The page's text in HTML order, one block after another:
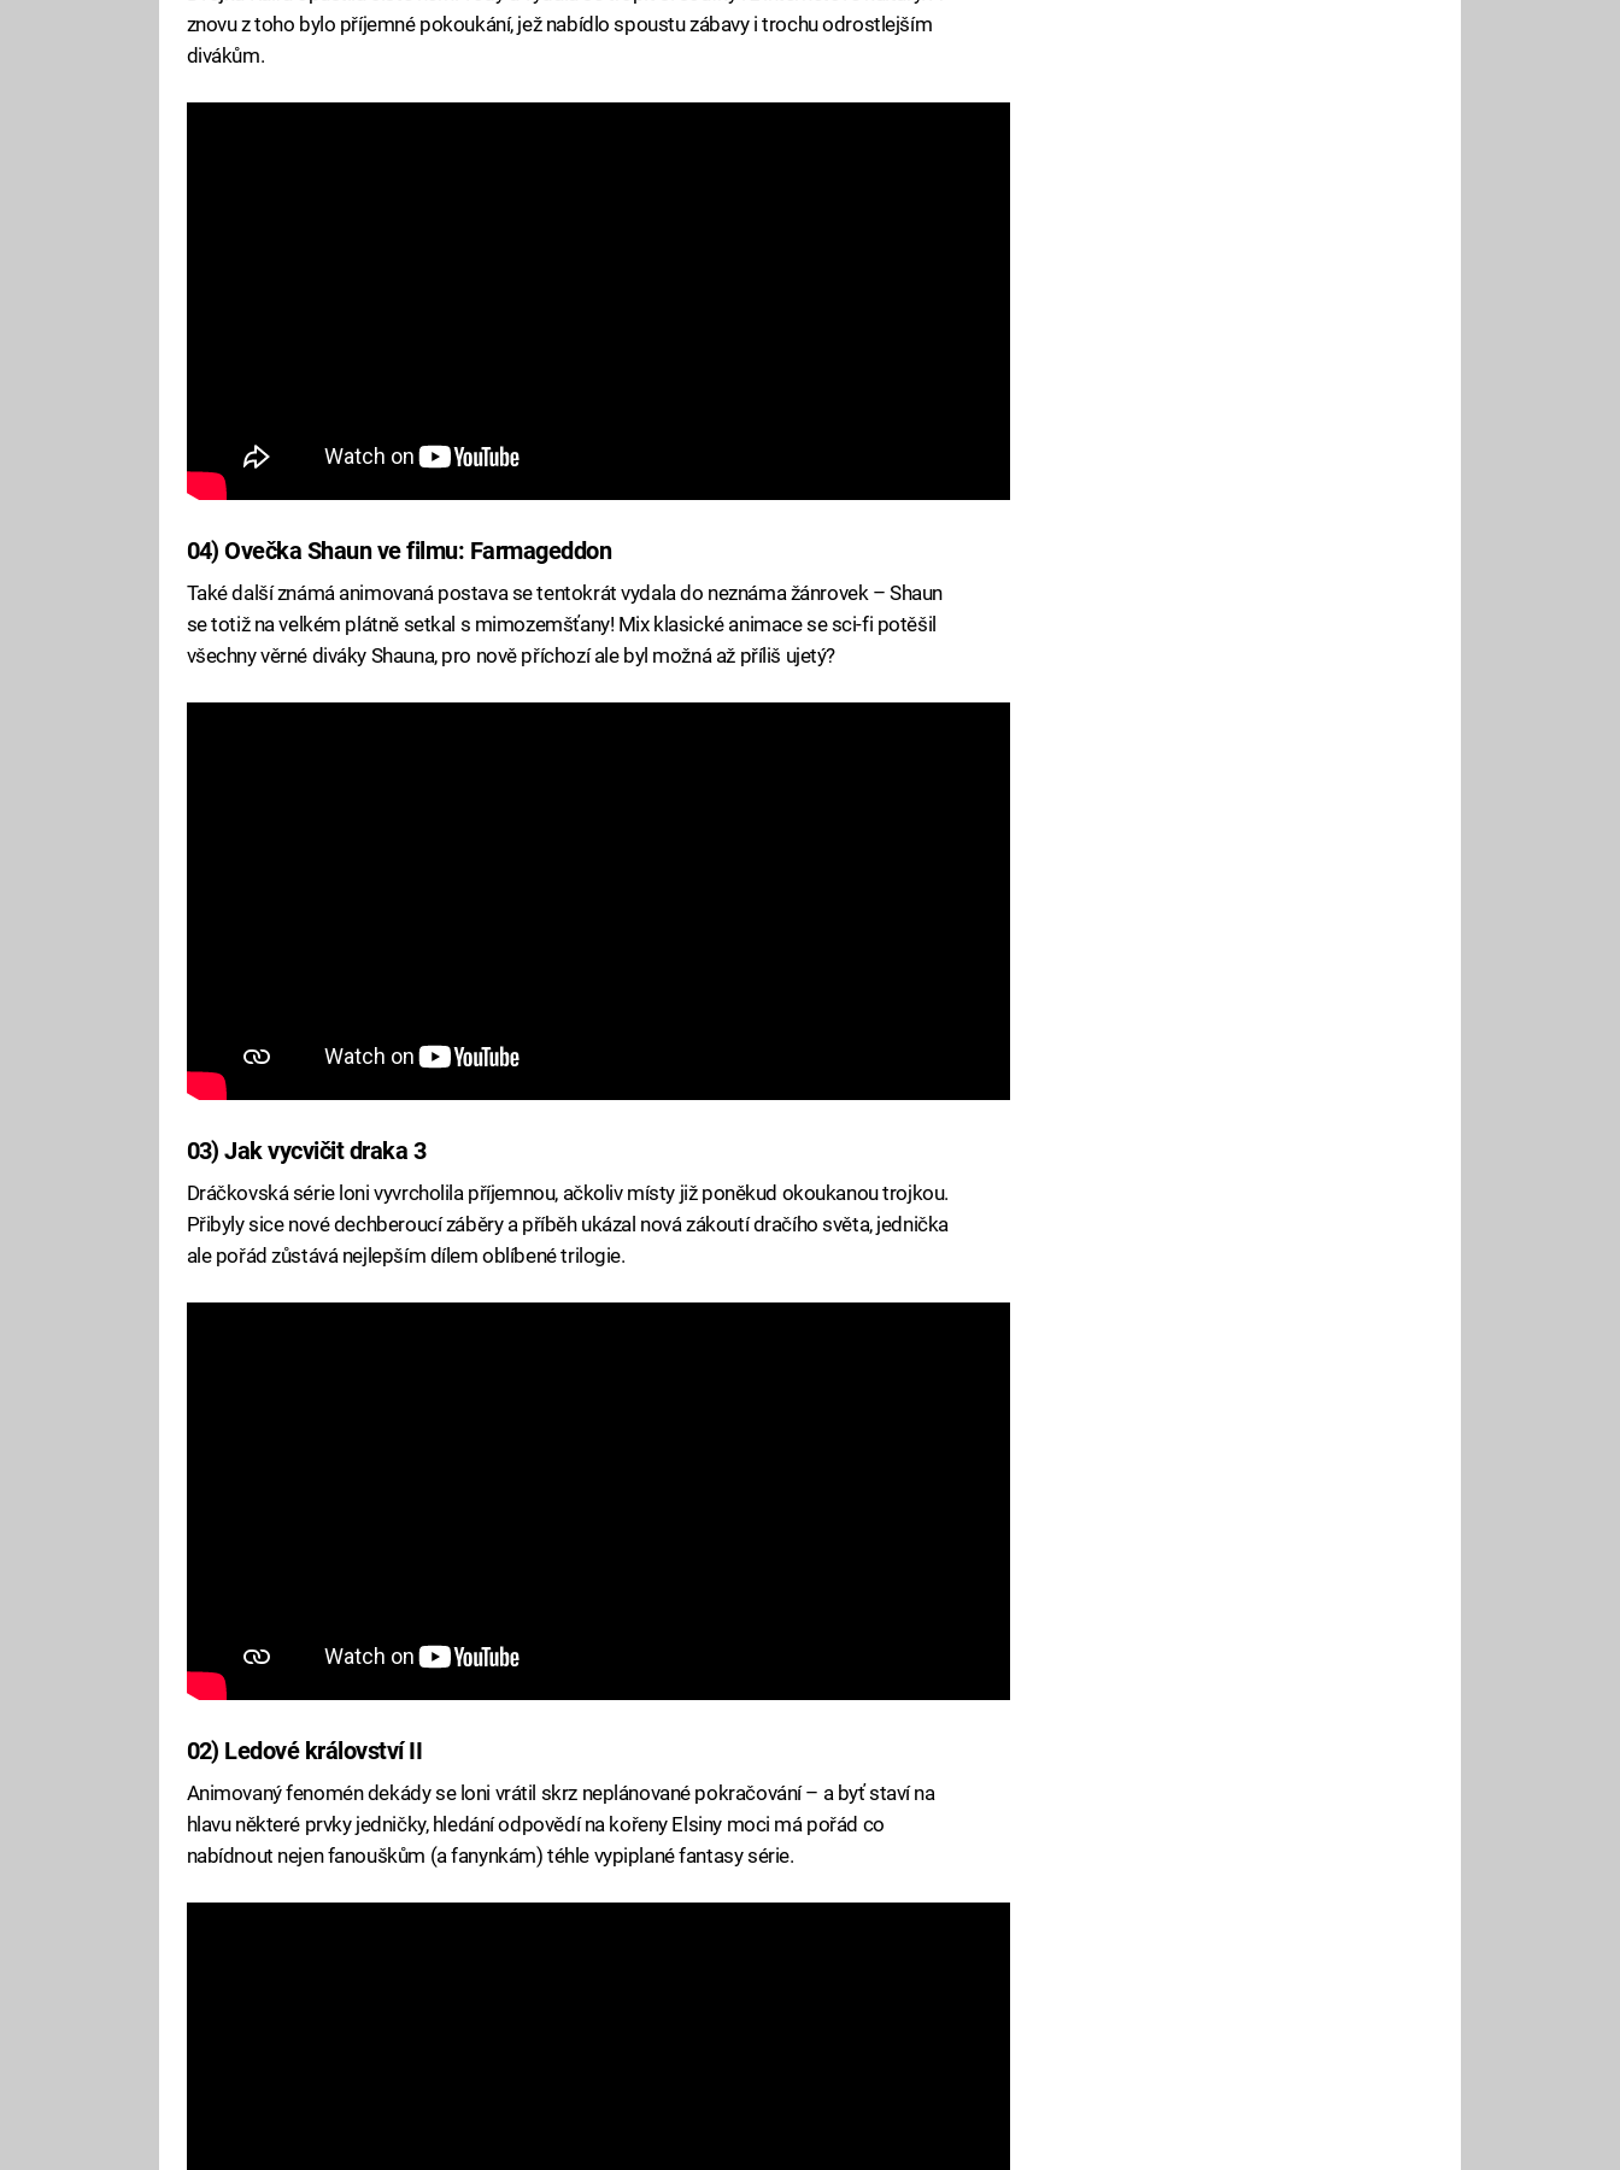
znovu z toho bylo příjemné pokoukání, jež nabídlo spoustu zábavy i trochu odrostlejším
divákům.
04) Ovečka Shaun ve filmu: Farmageddon
Také další známá animovaná postava se tentokrát vydala do neznáma žánrovek – Shaun
se totiž na velkém plátně setkal s mimozemšťany! Mix klasické animace se sci-fi potěšil
všechny věrné diváky Shauna, pro nově příchozí ale byl možná až příliš ujetý?
03) Jak vycvičit draka 3
Dráčkovská série loni vyvrcholila příjemnou, ačkoliv místy již poněkud okoukanou trojkou.
Přibyly sice nové dechberoucí záběry a příběh ukázal nová zákoutí dračího světa, jednička
ale pořád zůstává nejlepším dílem oblíbené trilogie.
02) Ledové království II
Animovaný fenomén dekády se loni vrátil skrz neplánované pokračování – a byť staví na
hlavu některé prvky jedničky, hledání odpovědí na kořeny Elsiny moci má pořád co
nabídnout nejen fanouškům (a fanynkám) téhle vypiplané fantasy série.